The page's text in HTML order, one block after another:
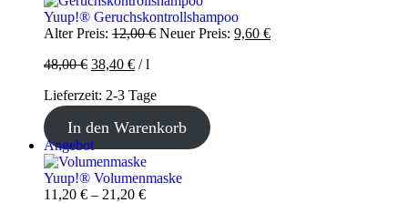
Angebot
Yuup!® Geruchskontrollshampoo
Alter Preis: 12,00€ Ursprünglicher
Neuer Preis: 9,60 €Aktueller
48,00€ 38,40 € /l
Lieferzeit: 2-3 Tage
In den Warenkorb
AngebotProdukt
im
Angebot
Yuup!® Volumenmaske
11,20 € – 21,20 €